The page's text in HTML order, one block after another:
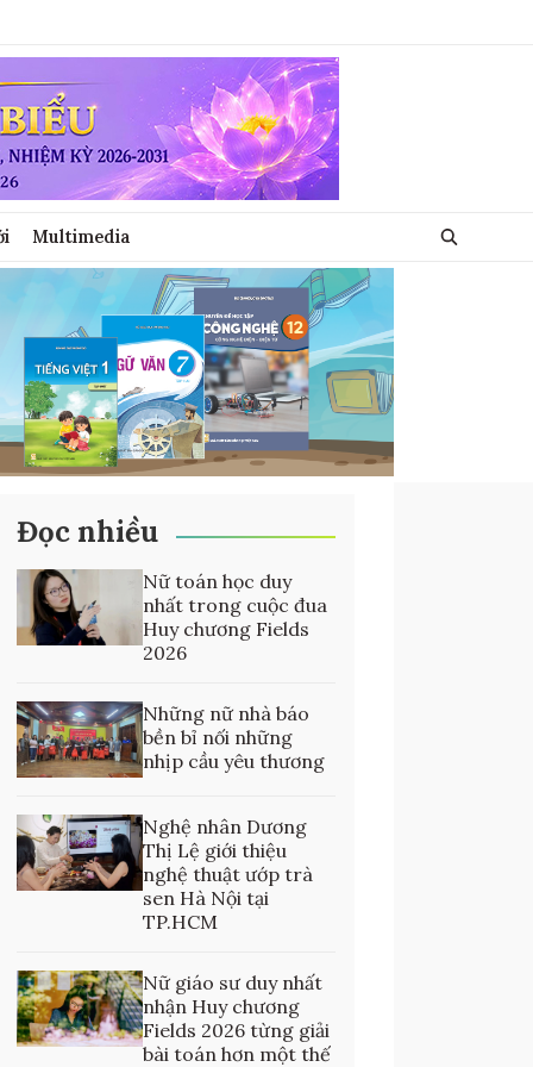
Multimedia
Đọc nhiều
Nữ toán học duy
nhất trong cuộc đua
Huy chương Fields
2026
Những nữ nhà báo
bền bỉ nối những
nhịp cầu yêu thương
Nghệ nhân Dương
Thị Lệ giới thiệu
nghệ thuật ướp trà
sen Hà Nội tại
TP.HCM
Nữ giáo sư duy nhất
nhận Huy chương
Fields 2026 từng giải
bài toán hơn một thế